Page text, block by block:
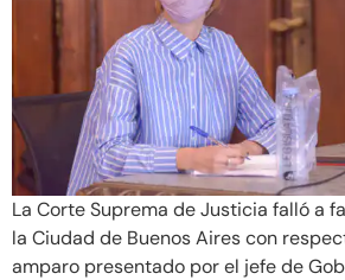
La Corte Suprema de Justicia falló a
la Ciudad de Buenos Aires con
amparo presentado por el jefe de